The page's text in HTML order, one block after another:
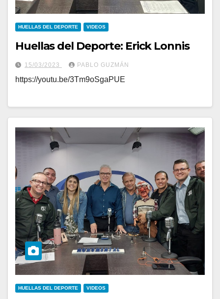
HUELLAS DEL DEPORTE VIDEOS
Huellas del Deporte: Erick Lonnis
15/03/2023 PABLO GUZMÁN
https://youtu.be/3Tm9oSgaPUE
HUELLAS DEL DEPORTE VIDEOS